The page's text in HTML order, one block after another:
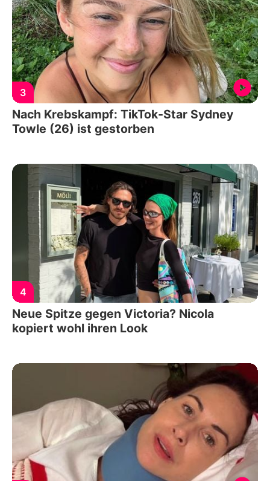
3
Nach Krebskampf: TikTok-Star Sydney
Towle (26) ist gestorben
4
Neue Spitze gegen Victoria? Nicola
kopiert wohl ihren Look